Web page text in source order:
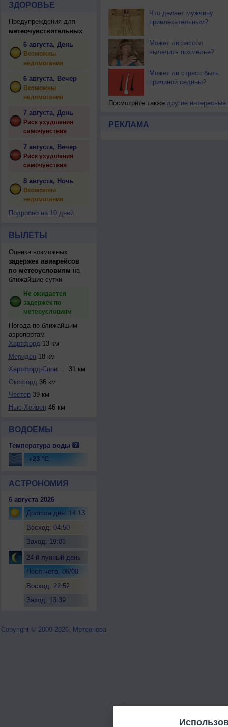
ЗДОРОВЬЕ
Предупреждения для
метеочувствительных
6 августа, День
Возможны
недомогания
6 августа, Вечер
Возможны
недомогания
7 августа, День
Риск ухудшения
самочувствия
7 августа, Вечер
Риск ухудшения
самочувствия
8 августа, Ночь
Возможны
недомогания
Подробно на 10 дней
ВЫЛЕТЫ
Оценка возможных
задержек авиарейсов
по метеоусловиям на
ближайшие сутки
Не ожидается
задержек по
метеоусловиям
Погода по ближайшим
аэропортам
Хартфорд 13 км
Мериден 18 км
Хартфорд-Спрингфи...
31 км
Оксфорд 36 км
Честер39 км
Нью-Хейвен 46 км
ВОДОЕМЫ
Температура воды
+23 °C
АСТРОНОМИЯ
6 августа 2026
Долгота дня: 14:13
Восход: 04:50
Заход: 19:03
24-й лунный день
Посл.четв. 06/08
Восход: 22:52
Заход: 13:39
Что делает мужчину
привлекательным?
Может ли рассол
вылечить похмелье?
Может ли стресс быть
причиной седины?
Посмотрите также другие интересные
РЕКЛАМА
Copyright © 2009-2026, Метеонова